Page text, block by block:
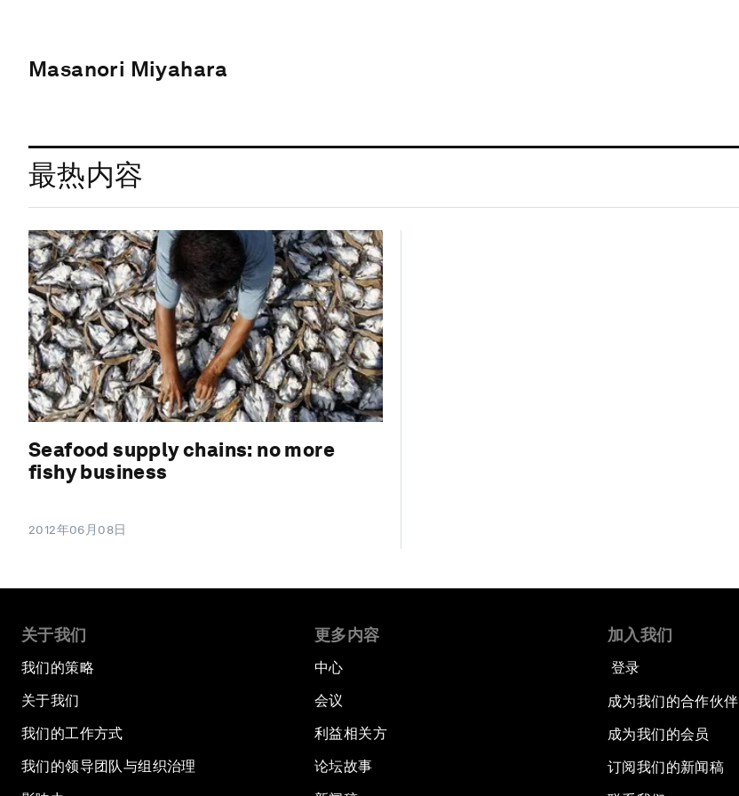
Masanori Miyahara
最热内容
Seafood supply chains: no more
fishy business
2012年06月08日
关于我们
我们的策略
关于我们
我们的工作方式
我们的领导团队与组织治理
更多内容
中心
会议
利益相关方
论坛故事
加入我们
登录
成为我们的合作伙伴
成为我们的会员
订阅我们的新闻稿